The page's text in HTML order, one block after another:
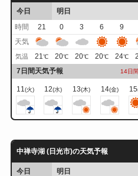
今日 明日
時間
21 0 3 6 9
天気
気温 21℃ 20℃ 20℃ 20℃ 24℃
7日間天気予報 14日
11(火) 12(水) 13(木) 14(金) 15
中禅寺湖 (日光市)の天気予報
今日 明日